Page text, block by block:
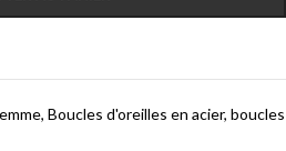
, Boucles d'oreilles en acier, boucles